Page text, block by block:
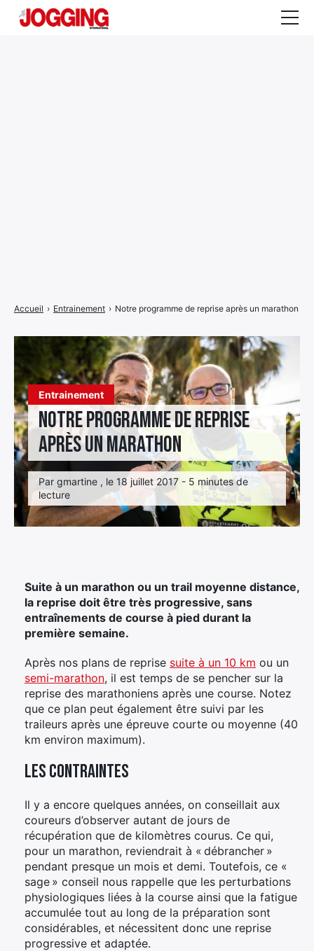
Entrainement
Notre programme de reprise
après un marathon
Par gmartine , le 18 juillet 2017 - 5 minutes de
lecture
Accueil › Entrainement › Notre programme de reprise après un marathon
Suite à un marathon ou un trail moyenne distance,
la reprise doit être très progressive, sans
entraînements de course à pied durant la
première semaine.
Après nos plans de reprise suite à un 10 km ou un
semi-marathon, il est temps de se pencher sur la
reprise des marathoniens après une course. Notez
que ce plan peut également être suivi par les
traileurs après une épreuve courte ou moyenne (40
km environ maximum).
Les contraintes
Il y a encore quelques années, on conseillait aux
coureurs d’observer autant de jours de
récupération que de kilomètres courus. Ce qui,
pour un marathon, reviendrait à « débrancher »
pendant presque un mois et demi. Toutefois, ce «
sage » conseil nous rappelle que les perturbations
physiologiques liées à la course ainsi que la fatigue
accumulée tout au long de la préparation sont
considérables, et nécessitent donc une reprise
progressive et adaptée.
Élément
de
menu
Élément
de
menu
Élément
de
menu